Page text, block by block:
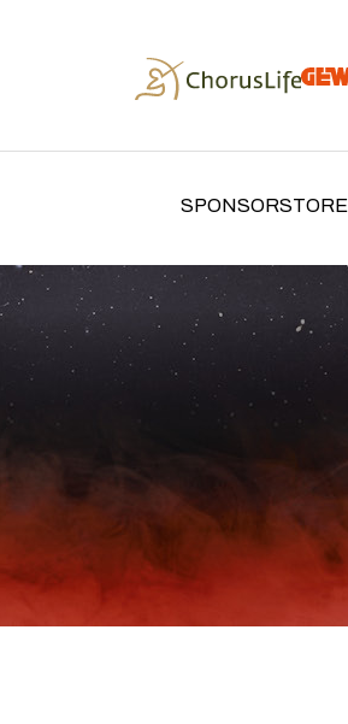
SPONSORSTORE